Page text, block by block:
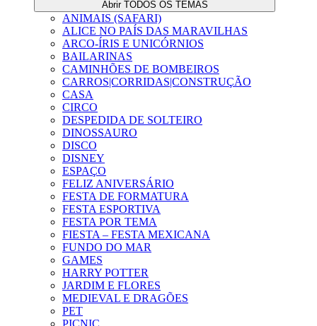
Abrir TODOS OS TEMAS
ANIMAIS (SAFARI)
ALICE NO PAÍS DAS MARAVILHAS
ARCO-ÍRIS E UNICÓRNIOS
BAILARINAS
CAMINHÕES DE BOMBEIROS
CARROS|CORRIDAS|CONSTRUÇÃO
CASA
CIRCO
DESPEDIDA DE SOLTEIRO
DINOSSAURO
DISCO
DISNEY
ESPAÇO
FELIZ ANIVERSÁRIO
FESTA DE FORMATURA
FESTA ESPORTIVA
FESTA POR TEMA
FIESTA – FESTA MEXICANA
FUNDO DO MAR
GAMES
HARRY POTTER
JARDIM E FLORES
MEDIEVAL E DRAGÕES
PET
PICNIC